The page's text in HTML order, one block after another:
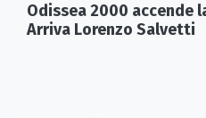
Odissea 2000 accende
Arriva Lorenzo Salvetti